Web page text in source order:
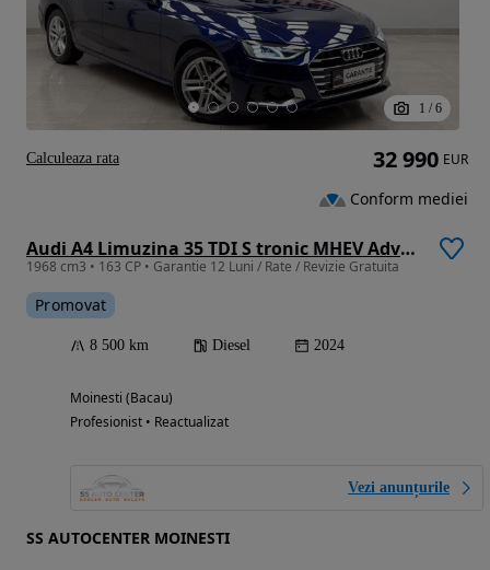
1 / 6
Audi A4 Limuzina 35 TDI S tronic MHEV Advanced
1968 cm3 • 163 CP • Garantie 12 Luni / Rate / Revizie Gratuita
Promovat
8 500 km Diesel 2024
Moinesti (Bacau)
Profesionist • Reactualizat
Vezi anunțurile
SS AUTOCENTER MOINESTI
32 990 EUR
Conform mediei
Calculeaza rata